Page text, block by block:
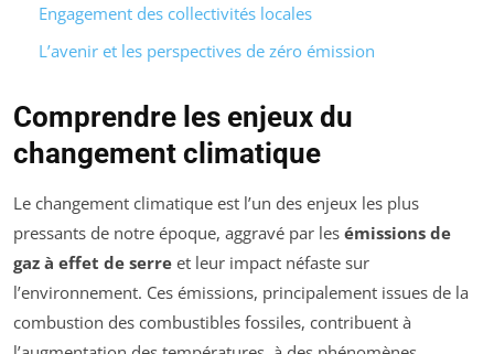
Engagement des collectivités locales
L’avenir et les perspectives de zéro émission
Comprendre les enjeux du
changement climatique
Le changement climatique est l’un des enjeux les plus
pressants de notre époque, aggravé par les émissions de
gaz à effet de serre et leur impact néfaste sur
l’environnement. Ces émissions, principalement issues de la
combustion des combustibles fossiles, contribuent à